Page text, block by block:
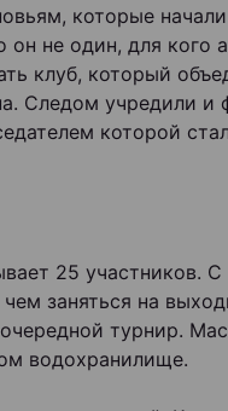
которые
он не один, для кого
клуб, который
Следом учредили и
которой
25 участников.
заняться на
турнир.
водохранилище.